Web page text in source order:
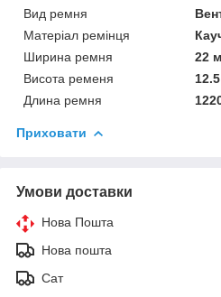
Вид ремня
Матеріал ремінця
Ширина ремня
22
Висота ременя
Длина ремня
Приховати
Умови доставки
Нова Пошта
Нова пошта
Сат